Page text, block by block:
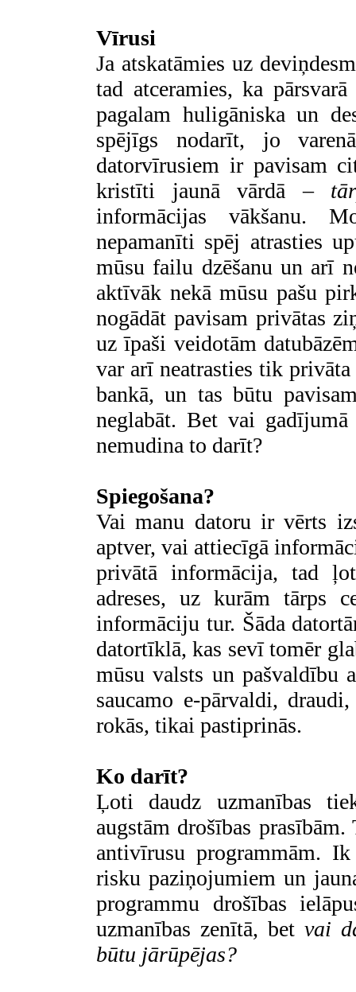
Vīrusi
Ja atskatāmies uz
tad atceramies, ka
pagalam huligāniska un
spējīgs nodarīt, jo
datorvīrusiem ir pavisam
kristīti jaunā vārdā –
informācijas vākšanu.
nepamanīti spēj atrasties
mūsu failu dzēšanu un arī
aktīvāk nekā mūsu pašu
nogādāt pavisam privātas
uz īpaši veidotām
var arī neatrasties tik
bankā, un tas būtu
neglabāt. Bet vai
nemudina to darīt?
Spiegošana?
Vai manu datoru ir vērts
aptver, vai attiecīgā
privātā informācija, tad
adreses, uz kurām tārps
informāciju tur. Šāda
datortīklā, kas sevī tomēr
mūsu valsts un pašvaldību
saucamo e-pārvaldi,
rokās, tikai pastiprinās.
Ko darīt?
Ļoti daudz uzmanības
augstām drošības
antivīrusu programmām.
risku paziņojumiem un
programmu drošības
uzmanības zenītā, bet vai
būtu jārūpējas?